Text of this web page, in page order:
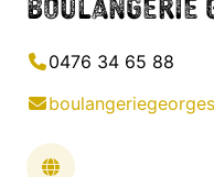
0476 34 65 88